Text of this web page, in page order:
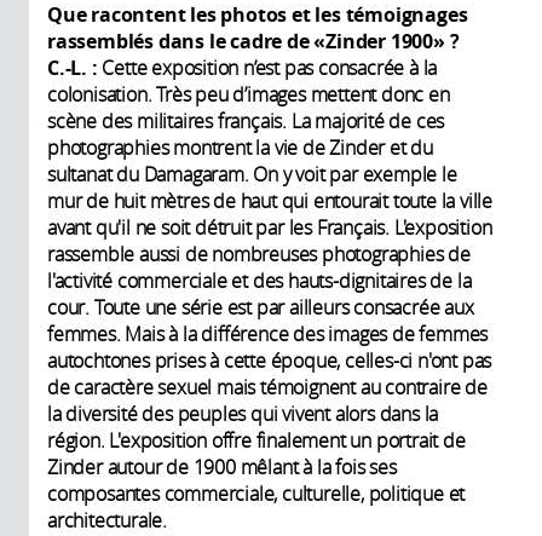
Que racontent les photos et les témoignages
rassemblés dans le cadre de «Zinder 1900» ?
C.-L. : Cette exposition n’est pas consacrée à la
colonisation. Très peu d’images mettent donc en
scène des militaires français. La majorité de ces
photographies montrent la vie de Zinder et du
sultanat du Damagaram. On y voit par exemple le
mur de huit mètres de haut qui entourait toute la ville
avant qu'il ne soit détruit par les Français. L'exposition
rassemble aussi de nombreuses photographies de
l'activité commerciale et des hauts-dignitaires de la
cour. Toute une série est par ailleurs consacrée aux
femmes. Mais à la différence des images de femmes
autochtones prises à cette époque, celles-ci n'ont pas
de caractère sexuel mais témoignent au contraire de
la diversité des peuples qui vivent alors dans la
région. L'exposition offre finalement un portrait de
Zinder autour de 1900 mêlant à la fois ses
composantes commerciale, culturelle, politique et
architecturale.